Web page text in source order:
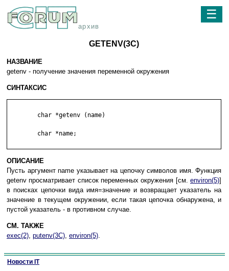
архив
☰
GETENV(3C)
НАЗВАНИЕ
getenv - получение значения переменной окружения
СИНТАКСИС
ОПИСАНИЕ
Пусть аргумент name указывает на цепочку символов имя. Функция
getenv просматривает список переменных окружения [см. environ(5)]
в поисках цепочки вида имя=значение и возвращает указатель на
значение в текущем окружении, если такая цепочка обнаружена, и
пустой указатель - в противном случае.
СМ. ТАКЖЕ
exec(2), putenv(3C), environ(5).
Новости IT